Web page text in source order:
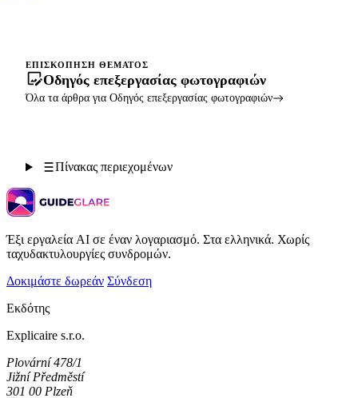
ΕΠΙΣΚΌΠΗΣΗ ΘΈΜΑΤΟΣ
Οδηγός επεξεργασίας φωτογραφιών
Όλα τα άρθρα για Οδηγός επεξεργασίας φωτογραφιών
Πίνακας περιεχομένων
Έξι εργαλεία AI σε έναν λογαριασμό. Στα ελληνικά. Χωρίς
ταχυδακτυλουργίες συνδρομών.
Δοκιμάστε δωρεάν Σύνδεση
Εκδότης
Explicaire s.r.o.
Plovární 478/1
Jižní Předměstí
301 00 Plzeň